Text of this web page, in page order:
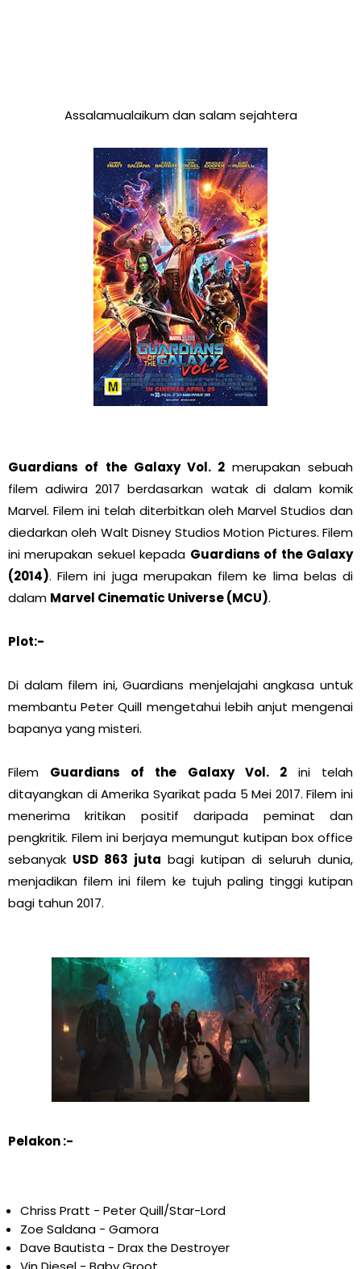
Assalamualaikum dan salam sejahtera
Guardians of the Galaxy Vol. 2 merupakan sebuah
filem adiwira 2017 berdasarkan watak di dalam komik
Marvel. Filem ini telah diterbitkan oleh Marvel Studios dan
diedarkan oleh Walt Disney Studios Motion Pictures. Filem
ini merupakan sekuel kepada Guardians of the Galaxy
(2014). Filem ini juga merupakan filem ke lima belas di
dalam Marvel Cinematic Universe (MCU).
Plot:-
Di dalam filem ini, Guardians menjelajahi angkasa untuk
membantu Peter Quill mengetahui lebih anjut mengenai
bapanya yang misteri.
Filem Guardians of the Galaxy Vol. 2ini telah
ditayangkan di Amerika Syarikat pada 5 Mei 2017. Filem ini
menerima kritikan positif daripada peminat dan
pengkritik. Filem ini berjaya memungut kutipan box office
sebanyak USD 863 juta bagi kutipan di seluruh dunia,
menjadikan filem ini filem ke tujuh paling tinggi kutipan
bagi tahun 2017.
Pelakon :-
Chriss Pratt - Peter Quill/Star-Lord
Zoe Saldana - Gamora
Dave Bautista - Drax the Destroyer